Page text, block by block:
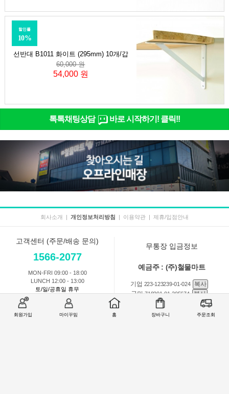
회원가입 마이꾸밈 홈 장바구니 주문조회
선반대 B1011 화이트 (295mm) 10개/갑
할인률
10%
60,000 원
54,000 원
톡톡채팅상담 바로 시작하기! 클릭!!
회사소개 | 개인정보처리방침 | 이용약관 | 제휴/입점안내
고객센터 (주문/배송 문의)
1566-2077
MON-FRI 09:00 - 18:00
LUNCH 12:00 - 13:00
토/일/공휴일 휴무
무통장 입금정보
예금주 : (주)철물마트
기업 223-123239-01-024
복사
국민718201-01-205674
복사
301-0168-3882-11 복사